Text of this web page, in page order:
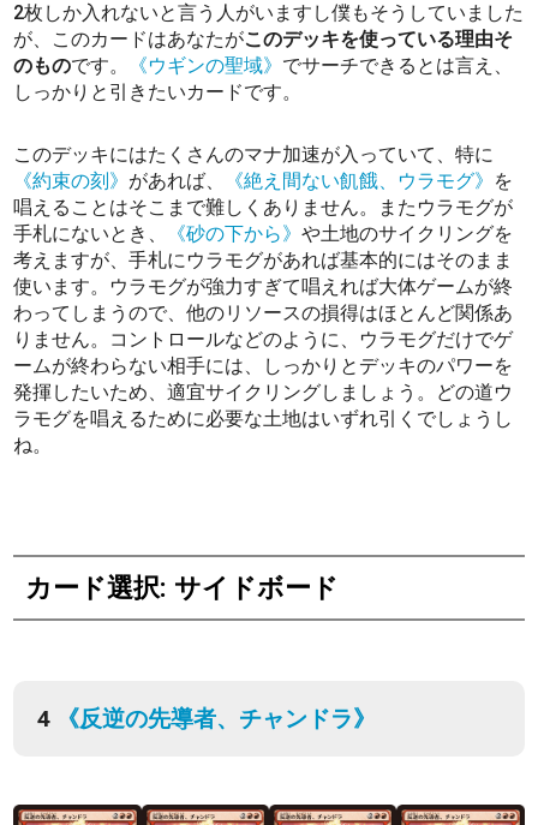
2枚しか入れないと言う人がいますし僕もそうしていました
が、このカードはあなたがこのデッキを使っている理由そ
のものです。 《ウギンの聖域》 でサーチできるとは言え、
しっかりと引きたいカードです。
このデッキにはたくさんのマナ加速が入っていて、特に
《約束の刻》 があれば、 《絶え間ない飢餓、ウラモグ》 を
唱えることはそこまで難しくありません。またウラモグが
手札にないとき、
《砂の下から》や土地のサイクリングを
考えますが、手札にウラモグがあれば基本的にはそのまま
使います。ウラモグが強力すぎて唱えれば大体ゲームが終
わってしまうので、他のリソースの損得はほとんど関係あ
りません。コントロールなどのように、ウラモグだけでゲ
ームが終わらない相手には、しっかりとデッキのパワーを
発揮したいため、適宜サイクリングしましょう。どの道ウ
ラモグを唱えるために必要な土地はいずれ引くでしょうし
ね。
カード選択: サイドボード
4 《反逆の先導者、チャンドラ》